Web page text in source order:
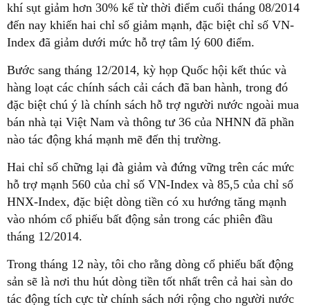
khí sụt giảm hơn 30% kể từ thời điểm cuối tháng 08/2014
đến nay khiến hai chỉ số giảm mạnh, đặc biệt chỉ số VN-
Index đã giảm dưới mức hỗ trợ tâm lý 600 điểm.
Bước sang tháng 12/2014, kỳ họp Quốc hội kết thúc và
hàng loạt các chính sách cải cách đã ban hành, trong đó
đặc biệt chú ý là chính sách hỗ trợ người nước ngoài mua
bán nhà tại Việt Nam và thông tư 36 của NHNN đã phần
nào tác động khá mạnh mẽ đến thị trường.
Hai chỉ số chững lại đà giảm và đứng vững trên các mức
hỗ trợ mạnh 560 của chỉ số VN-Index và 85,5 của chỉ số
HNX-Index, đặc biệt dòng tiền có xu hướng tăng mạnh
vào nhóm cổ phiếu bất động sản trong các phiên đầu
tháng 12/2014.
Trong tháng 12 này, tôi cho rằng dòng cổ phiếu bất động
sản sẽ là nơi thu hút dòng tiền tốt nhất trên cả hai sàn do
tác động tích cực từ chính sách nới rộng cho người nước